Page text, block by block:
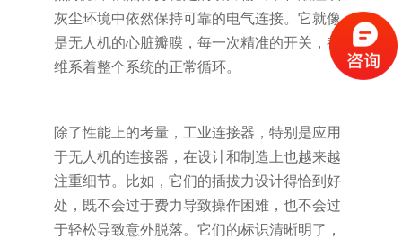
灰尘环境中依然保持可靠的电气连接。它就像
是无人机的心脏瓣膜，每一次精准的开关，都
维系着整个系统的正常循环。
除了性能上的考量，工业连接器，特别是应用
于无人机的连接器，在设计和制造上也越来越
注重细节。比如，它们的插拔力设计得恰到好
处，既不会过于费力导致操作困难，也不会过
于轻松导致意外脱落。它们的标识清晰明了，